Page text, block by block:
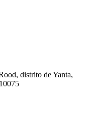
distrito de Yanta,